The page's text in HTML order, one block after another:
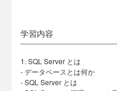
学習内容
1. SQL Server とは
- データベースとは何か
- SQL Server とは